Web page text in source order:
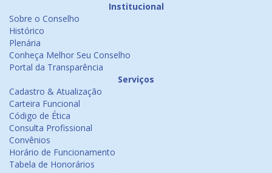
Institucional
Sobre o Conselho
Histórico
Plenária
Conheça Melhor Seu Conselho
Portal da Transparência
Serviços
Cadastro & Atualização
Carteira Funcional
Código de Ética
Consulta Profissional
Convênios
Horário de Funcionamento
Tabela de Honorários